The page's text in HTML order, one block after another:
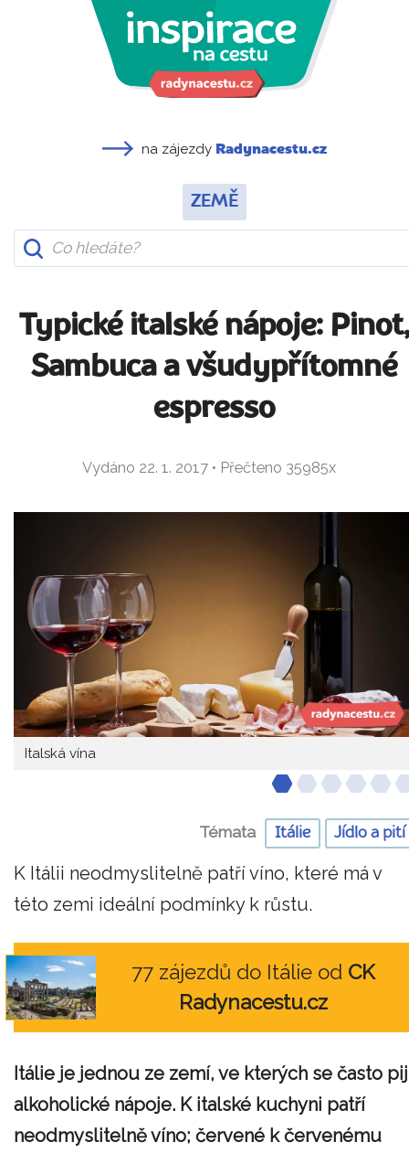
na zájezdy Radynacestu.cz
ZEMĚ
Typické italské nápoje: Pinot,
Sambuca a všudypřítomné
espresso
Vydáno 22. 1. 2017 • Přečteno 35985x
Italská vína
Témata Itálie Jídlo a pití
K Itálii neodmyslitelně patří víno, které má v
této zemi ideální podmínky k růstu.
77 zájezdů do Itálie od CK
Radynacestu.cz
Itálie je jednou ze zemí, ve kterých se často
alkoholické nápoje. K italské kuchyni patří
neodmyslitelně víno; červené k červenému